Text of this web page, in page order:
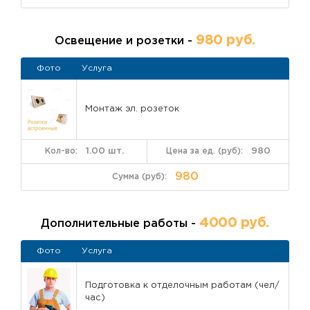
Освещение и розетки - 980 руб.
Фото Услуга
Монтаж эл. розеток
980
1.00 шт.
980
Дополнительные работы - 4000 руб.
Фото Услуга
Подготовка к отделочным работам (чел/
час)